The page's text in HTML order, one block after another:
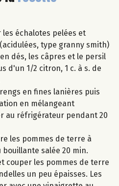
les échalotes pelées et
type granny smith)
dés, les câpres et le persil
d'un 1/2 citron, 1 c. à s. de
en fines lanières puis
en mélangeant
au réfrigérateur pendant 20
les pommes de terre à
salée 20 min.
couper les pommes de terre
un peu épaisses. Les